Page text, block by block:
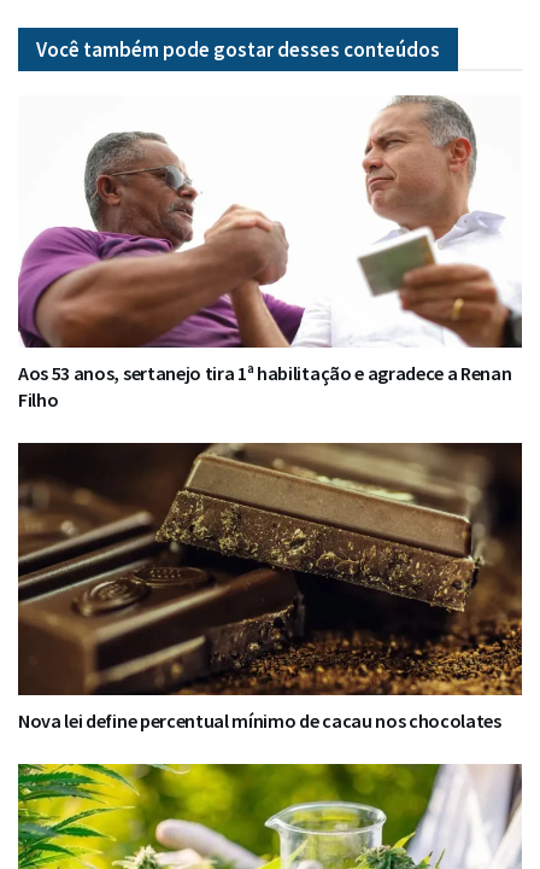
Você também pode gostar desses conteúdos
Aos 53 anos, sertanejo tira 1ª habilitação e agradece a Renan
Filho
Nova lei define percentual mínimo de cacau nos chocolates